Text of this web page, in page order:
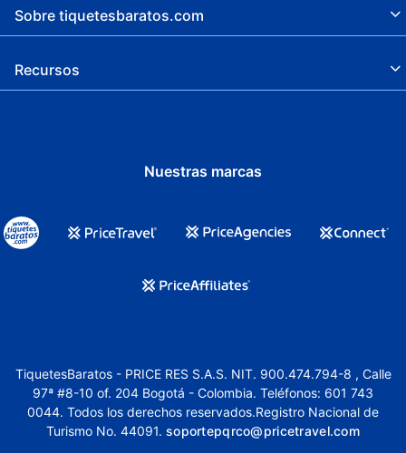
Sobre tiquetesbaratos.com
Recursos
Nuestras marcas
TiquetesBaratos - PRICE RES S.A.S. NIT. 900.474.794-8 , Calle
97ª #8-10 of. 204 Bogotá - Colombia. Teléfonos: 601 743
0044. Todos los derechos reservados.Registro Nacional de
Turismo No. 44091.soportepqrco@pricetravel.com